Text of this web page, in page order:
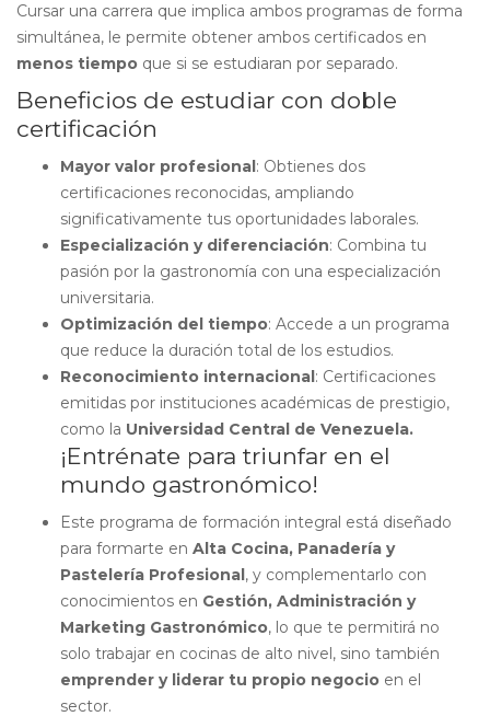
Cursar una carrera que implica ambos programas de forma
simultánea, le permite obtener ambos certificados en
menos tiempo que si se estudiaran por separado.
Beneficios de estudiar con doble
certificación
Mayor valor profesional: Obtienes dos
certificaciones reconocidas, ampliando
significativamente tus oportunidades laborales.
Especialización y diferenciación: Combina tu
pasión por la gastronomía con una especialización
universitaria.
Optimización del tiempo: Accede a un programa
que reduce la duración total de los estudios.
Reconocimiento internacional: Certificaciones
emitidas por instituciones académicas de prestigio,
como la Universidad Central de Venezuela.
¡Entrénate para triunfar en el
mundo gastronómico!
Este programa de formación integral está diseñado
para formarte en Alta Cocina, Panadería y
Pastelería Profesional, y complementarlo con
conocimientos en Gestión, Administración y
Marketing Gastronómico, lo que te permitirá no
solo trabajar en cocinas de alto nivel, sino también
emprender y liderar tu propio negocio en el
sector.